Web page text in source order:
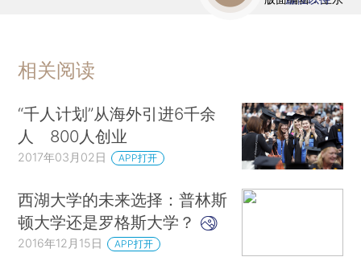
相关阅读
“千人计划”从海外引进6千余
人 800人创业
2017年03月02日 APP打开
西湖大学的未来选择：普林斯
顿大学还是罗格斯大学？
2016年12月15日 APP打开